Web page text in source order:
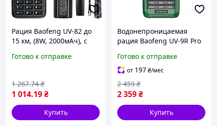
Рация Baofeng UV-82 до
15 км, (8W, 2000мАч), с
Портативная цифровая
Готово к отправке
1 014.19₴
1 267.74 ₴
Купить
Водонепроницаемая
рация Baofeng UV-9R Pro
1800мАч (Зеленый)
Готово к отправке
от 197₴/мес
2 359₴
2 459 ₴
Купить